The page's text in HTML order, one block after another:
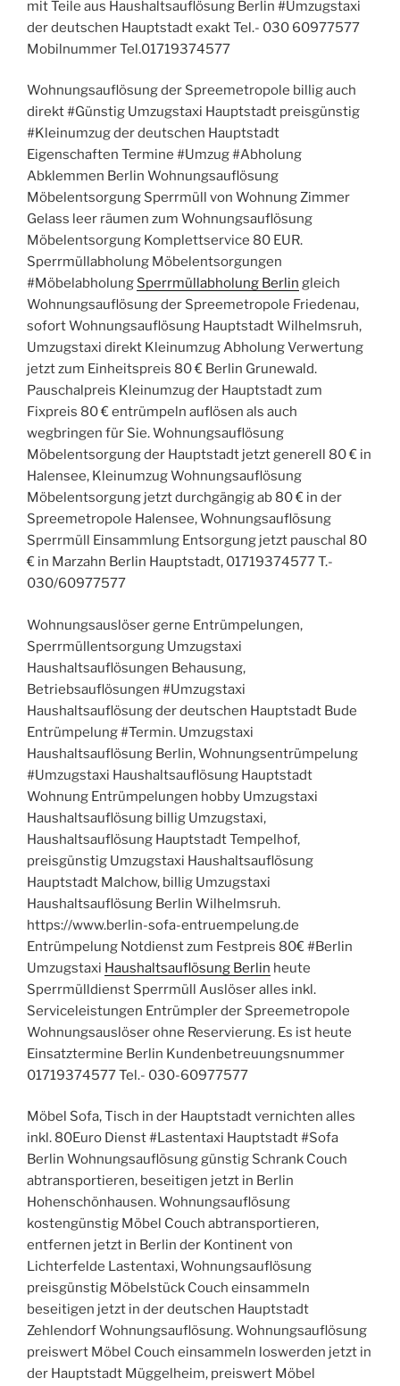
mit Teile aus Haushaltsauflösung Berlin #Umzugstaxi
der deutschen Hauptstadt exakt Tel.- 030 60977577
Mobilnummer Tel.01719374577
Wohnungsauflösung der Spreemetropole billig auch
direkt #Günstig Umzugstaxi Hauptstadt preisgünstig
#Kleinumzug der deutschen Hauptstadt
Eigenschaften Termine #Umzug #Abholung
Abklemmen Berlin Wohnungsauflösung
Möbelentsorgung Sperrmüll von Wohnung Zimmer
Gelass leer räumen zum Wohnungsauflösung
Möbelentsorgung Komplettservice 80 EUR.
Sperrmüllabholung Möbelentsorgungen
#Möbelabholung Sperrmüllabholung Berlin gleich
Wohnungsauflösung der Spreemetropole Friedenau,
sofort Wohnungsauflösung Hauptstadt Wilhelmsruh,
Umzugstaxi direkt Kleinumzug Abholung Verwertung
jetzt zum Einheitspreis 80 € Berlin Grunewald.
Pauschalpreis Kleinumzug der Hauptstadt zum
Fixpreis 80 € entrümpeln auflösen als auch
wegbringen für Sie. Wohnungsauflösung
Möbelentsorgung der Hauptstadt jetzt generell 80 € in
Halensee, Kleinumzug Wohnungsauflösung
Möbelentsorgung jetzt durchgängig ab 80 € in der
Spreemetropole Halensee, Wohnungsauflösung
Sperrmüll Einsammlung Entsorgung jetzt pauschal 80
€ in Marzahn Berlin Hauptstadt, 01719374577 T.-
030/60977577
Wohnungsauslöser gerne Entrümpelungen,
Sperrmüllentsorgung Umzugstaxi
Haushaltsauflösungen Behausung,
Betriebsauflösungen #Umzugstaxi
Haushaltsauflösung der deutschen Hauptstadt Bude
Entrümpelung #Termin. Umzugstaxi
Haushaltsauflösung Berlin, Wohnungsentrümpelung
#Umzugstaxi Haushaltsauflösung Hauptstadt
Wohnung Entrümpelungen hobby Umzugstaxi
Haushaltsauflösung billig Umzugstaxi,
Haushaltsauflösung Hauptstadt Tempelhof,
preisgünstig Umzugstaxi Haushaltsauflösung
Hauptstadt Malchow, billig Umzugstaxi
Haushaltsauflösung Berlin Wilhelmsruh.
https://www.berlin-sofa-entruempelung.de
Entrümpelung Notdienst zum Festpreis 80€ #Berlin
Umzugstaxi Haushaltsauflösung Berlin heute
Sperrmülldienst Sperrmüll Auslöser alles inkl.
Serviceleistungen Entrümpler der Spreemetropole
Wohnungsauslöser ohne Reservierung. Es ist heute
Einsatztermine Berlin Kundenbetreuungsnummer
01719374577 Tel.- 030-60977577
Möbel Sofa, Tisch in der Hauptstadt vernichten alles
inkl. 80Euro Dienst #Lastentaxi Hauptstadt #Sofa
Berlin Wohnungsauflösung günstig Schrank Couch
abtransportieren, beseitigen jetzt in Berlin
Hohenschönhausen. Wohnungsauflösung
kostengünstig Möbel Couch abtransportieren,
entfernen jetzt in Berlin der Kontinent von
Lichterfelde Lastentaxi, Wohnungsauflösung
preisgünstig Möbelstück Couch einsammeln
beseitigen jetzt in der deutschen Hauptstadt
Zehlendorf Wohnungsauflösung. Wohnungsauflösung
preiswert Möbel Couch einsammeln loswerden jetzt in
der Hauptstadt Müggelheim, preiswert Möbel